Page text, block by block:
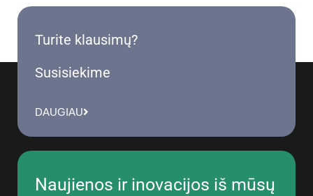
Turite klausimų?
Susisiekime
DAUGIAU
Naujienos ir inovacijos iš mūsų